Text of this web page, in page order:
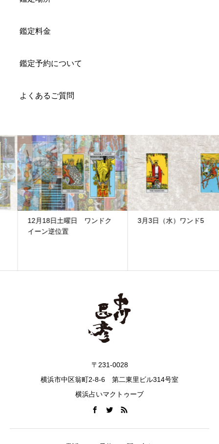
鑑定料金
鑑定予約について
よくあるご質問
12月18日土曜日 ワンドク
イーン逆位置
3月3日（水）ワンド5
〒231-0028
横浜市中区翁町2-8-6 第二東里ビル314号室
横浜占いマクトゥーブ